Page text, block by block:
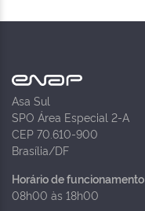
Asa Sul
SPO Área Especial 2-A
CEP 70.610-900
Brasília/DF
Horário de funcionamento
08h00 às 18h00